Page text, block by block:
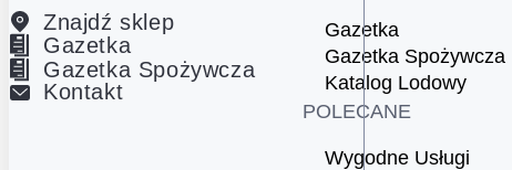
Znajdź sklep
Gazetka
Gazetka Spożywcza
Kontakt
Gazetka
Gazetka Spożywcza
Katalog Lodowy
POLECANE
Wygodne Usługi